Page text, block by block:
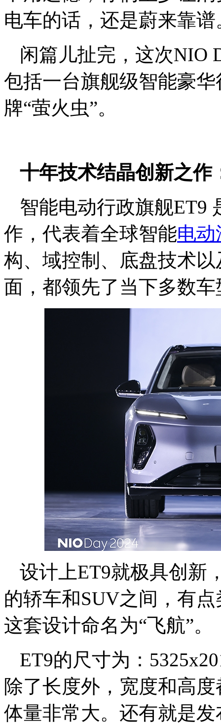
电车的话，还是蔚来靠谱
闲篇儿扯完，这次NIO
包括一台旗舰级智能豪
牌“萤火虫”。
十年技术结晶创新之作
智能电动行政旗舰ET9
作，代表着全球智能电动
构、域控制、底盘技术
面，都领先了当下多数
设计上ET9就极具创新
的轿车和SUV之间，有
这套设计命名为“飞航”。
ET9的尺寸为：
除了长度外，宽度和高
体量非常大。还有就是